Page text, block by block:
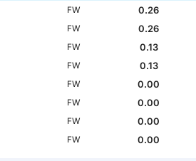
FW
0.26
FW
0.26
FW
0.13
FW
0.13
FW
0.00
FW
0.00
FW
0.00
FW 0.00